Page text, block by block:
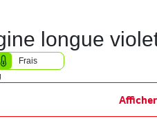
longue
Frais